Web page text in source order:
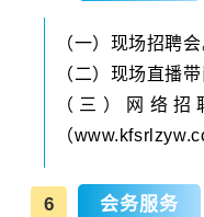
（一）现场招聘会
（二）现场直播带
（三）
网络招
（
6 会务服务